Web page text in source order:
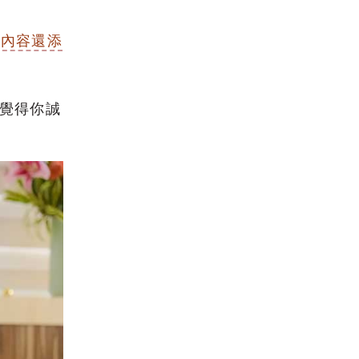
容還添
得你誠